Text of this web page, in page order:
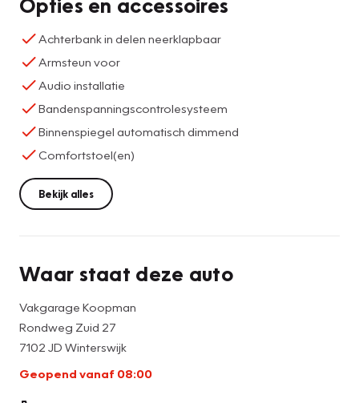
Achterbank in delen neerklapbaar
Armsteun voor
Audio installatie
Bandenspanningscontrolesysteem
Binnenspiegel automatisch dimmend
Comfortstoel(en)
Bekijk alles
Waar staat deze auto
Vakgarage Koopman
Rondweg Zuid 27
7102 JD Winterswijk
Geopend vanaf 08:00